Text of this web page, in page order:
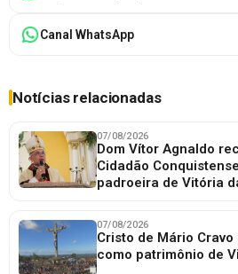
Canal WhatsApp
Notícias relacionadas
07/08/2026
Dom Vítor Agnaldo
Cidadão
padroeira de Vitória
07/08/2026
Cristo de Mário
como patrimônio de